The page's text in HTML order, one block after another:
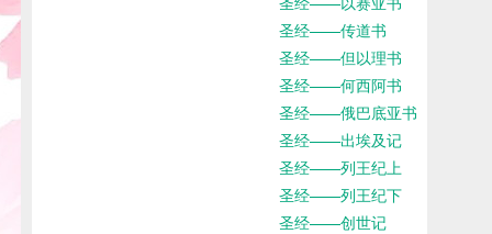
圣经——传道书
圣经——但以理书
圣经——何西阿书
圣经——俄巴底亚书
圣经——出埃及记
圣经——列王纪上
圣经——列王纪下
圣经——创世记